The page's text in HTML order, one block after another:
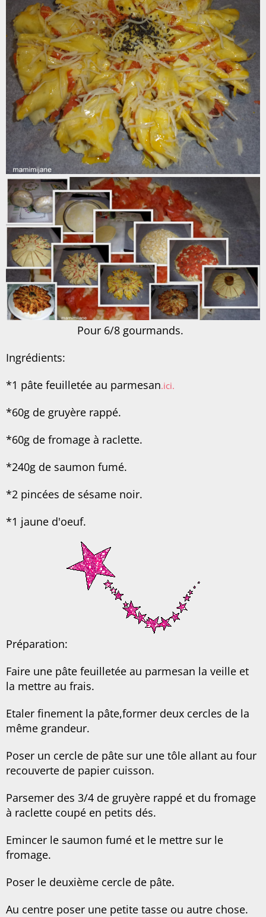
Pour 6/8 gourmands.
Ingrédients:
*1 pâte feuilletée au parmesan.ici.
*60g de gruyère rappé.
*60g de fromage à raclette.
*240g de saumon fumé.
*2 pincées de sésame noir.
*1 jaune d'oeuf.
Préparation:
Faire une pâte feuilletée au parmesan la veille et
la mettre au frais.
Etaler finement la pâte,former deux cercles de la
même grandeur.
Poser un cercle de pâte sur une tôle allant au four
recouverte de papier cuisson.
Parsemer des 3/4 de gruyère rappé et du fromage
à raclette coupé en petits dés.
Emincer le saumon fumé et le mettre sur le
fromage.
Poser le deuxième cercle de pâte.
Au centre poser une petite tasse ou autre chose.